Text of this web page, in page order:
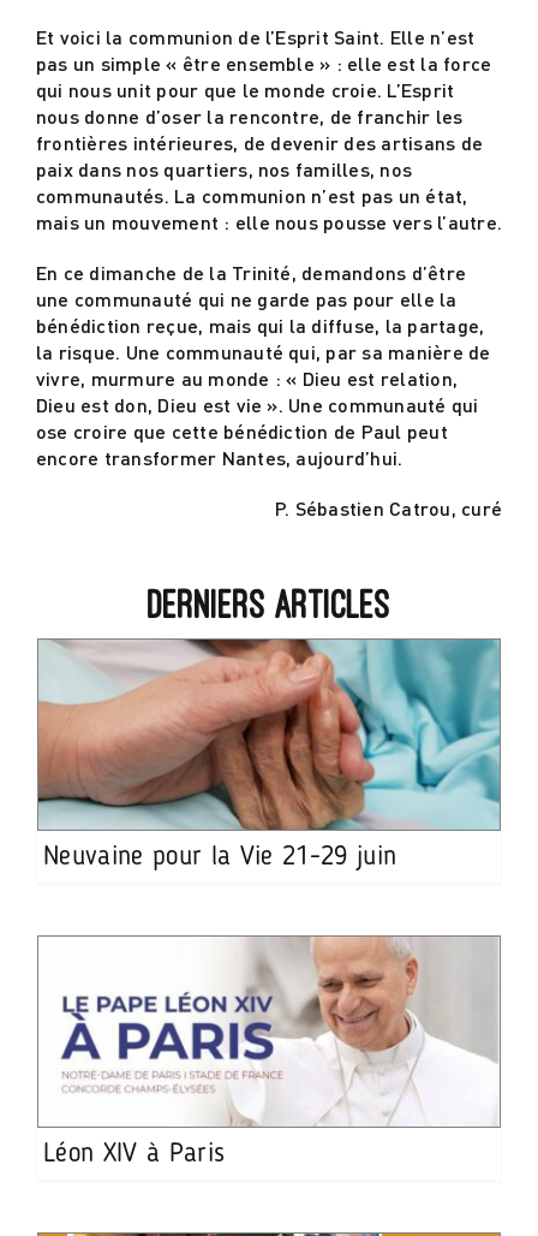
Et voici la communion de l’Esprit Saint. Elle n’est
pas un simple « être ensemble » : elle est la force
qui nous unit pour que le monde croie. L’Esprit
nous donne d’oser la rencontre, de franchir les
frontières intérieures, de devenir des artisans de
paix dans nos quartiers, nos familles, nos
communautés. La communion n’est pas un état,
mais un mouvement : elle nous pousse vers l’autre.
En ce dimanche de la Trinité, demandons d’être
une communauté qui ne garde pas pour elle la
bénédiction reçue, mais qui la diffuse, la partage,
la risque. Une communauté qui, par sa manière de
vivre, murmure au monde : « Dieu est relation,
Dieu est don, Dieu est vie ». Une communauté qui
ose croire que cette bénédiction de Paul peut
encore transformer Nantes, aujourd’hui.
P. Sébastien Catrou, curé
Derniers articles
Neuvaine pour la Vie 21-29 juin
Léon XIV à Paris